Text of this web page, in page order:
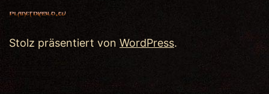
Stolz präsentiert von WordPress.